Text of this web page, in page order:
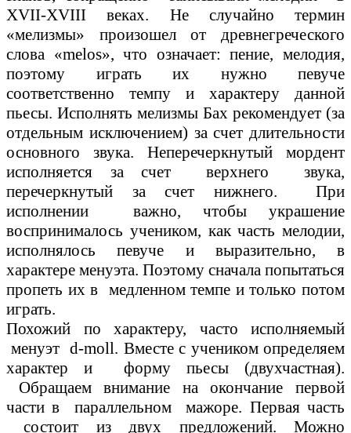
XVII-XVIII веках. Не случайно термин
«мелизмы» произошел от древнегреческого
слова «melos», что означает: пение, мелодия,
поэтому играть их нужно певуче
соответственно темпу и характеру данной
пьесы. Исполнять мелизмы Бах рекомендует (за
отдельным исключением) за счет длительности
основного звука. Неперечеркнутый мордент
исполняется за счет верхнего звука,
перечеркнутый за счет нижнего. При
исполнении важно, чтобы украшение
воспринималось учеником, как часть мелодии,
исполнялось певуче и выразительно, в
характере менуэта. Поэтому сначала попытаться
пропеть их в медленном темпе и только потом
играть.
Похожий по характеру, часто исполняемый
менуэт d-moll. Вместе с учеником определяем
характер и форму пьесы (двухчастная).
Обращаем внимание на окончание первой
части в параллельном мажоре. Первая часть
состоит из двух предложений. Можно